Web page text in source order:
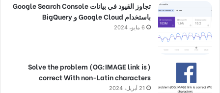
تجاوز القيود في بيانات Google Search Console
باستخدام Google Cloud و BigQuery
6 مايو، 2024
(Solve the problem (OG:IMAGE link is
correct With non-Latin characters
21 أبريل، 2024